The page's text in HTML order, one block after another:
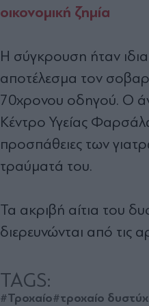
οικονομική ζημία
Η σύγκρουση ήταν
αποτέλεσμα τον
70χρονου οδηγού. Ο
Κέντρο Υγείας
προσπάθειες των
τραύματά του.
Τα ακριβή αίτια του
διερευνώνται από τις
TAGS:
#Τροχαίο#τροχαίο